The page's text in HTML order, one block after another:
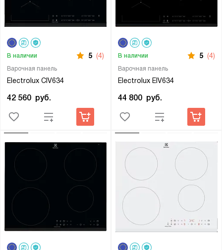
Варочная панель
Electrolux CIV634
В наличии 5 (4)
42 560 руб.
Варочная панель
Electrolux EIV634
В наличии 5 (4)
44 800 руб.